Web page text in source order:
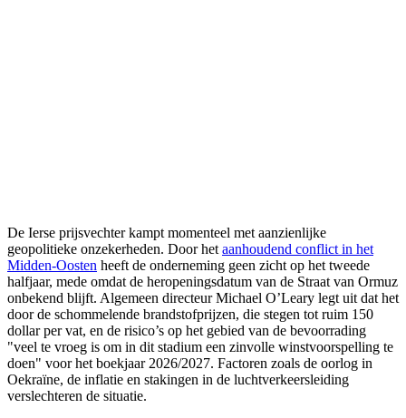
De Ierse prijsvechter kampt momenteel met aanzienlijke
geopolitieke onzekerheden. Door het aanhoudend conflict in het
Midden-Oosten heeft de onderneming geen zicht op het tweede
halfjaar, mede omdat de heropeningsdatum van de Straat van Ormuz
onbekend blijft. Algemeen directeur Michael O’Leary legt uit dat het
door de schommelende brandstofprijzen, die stegen tot ruim 150
dollar per vat, en de risico’s op het gebied van de bevoorrading
"veel te vroeg is om in dit stadium een zinvolle winstvoorspelling te
doen" voor het boekjaar 2026/2027. Factoren zoals de oorlog in
Oekraïne, de inflatie en stakingen in de luchtverkeersleiding
verslechteren de situatie.